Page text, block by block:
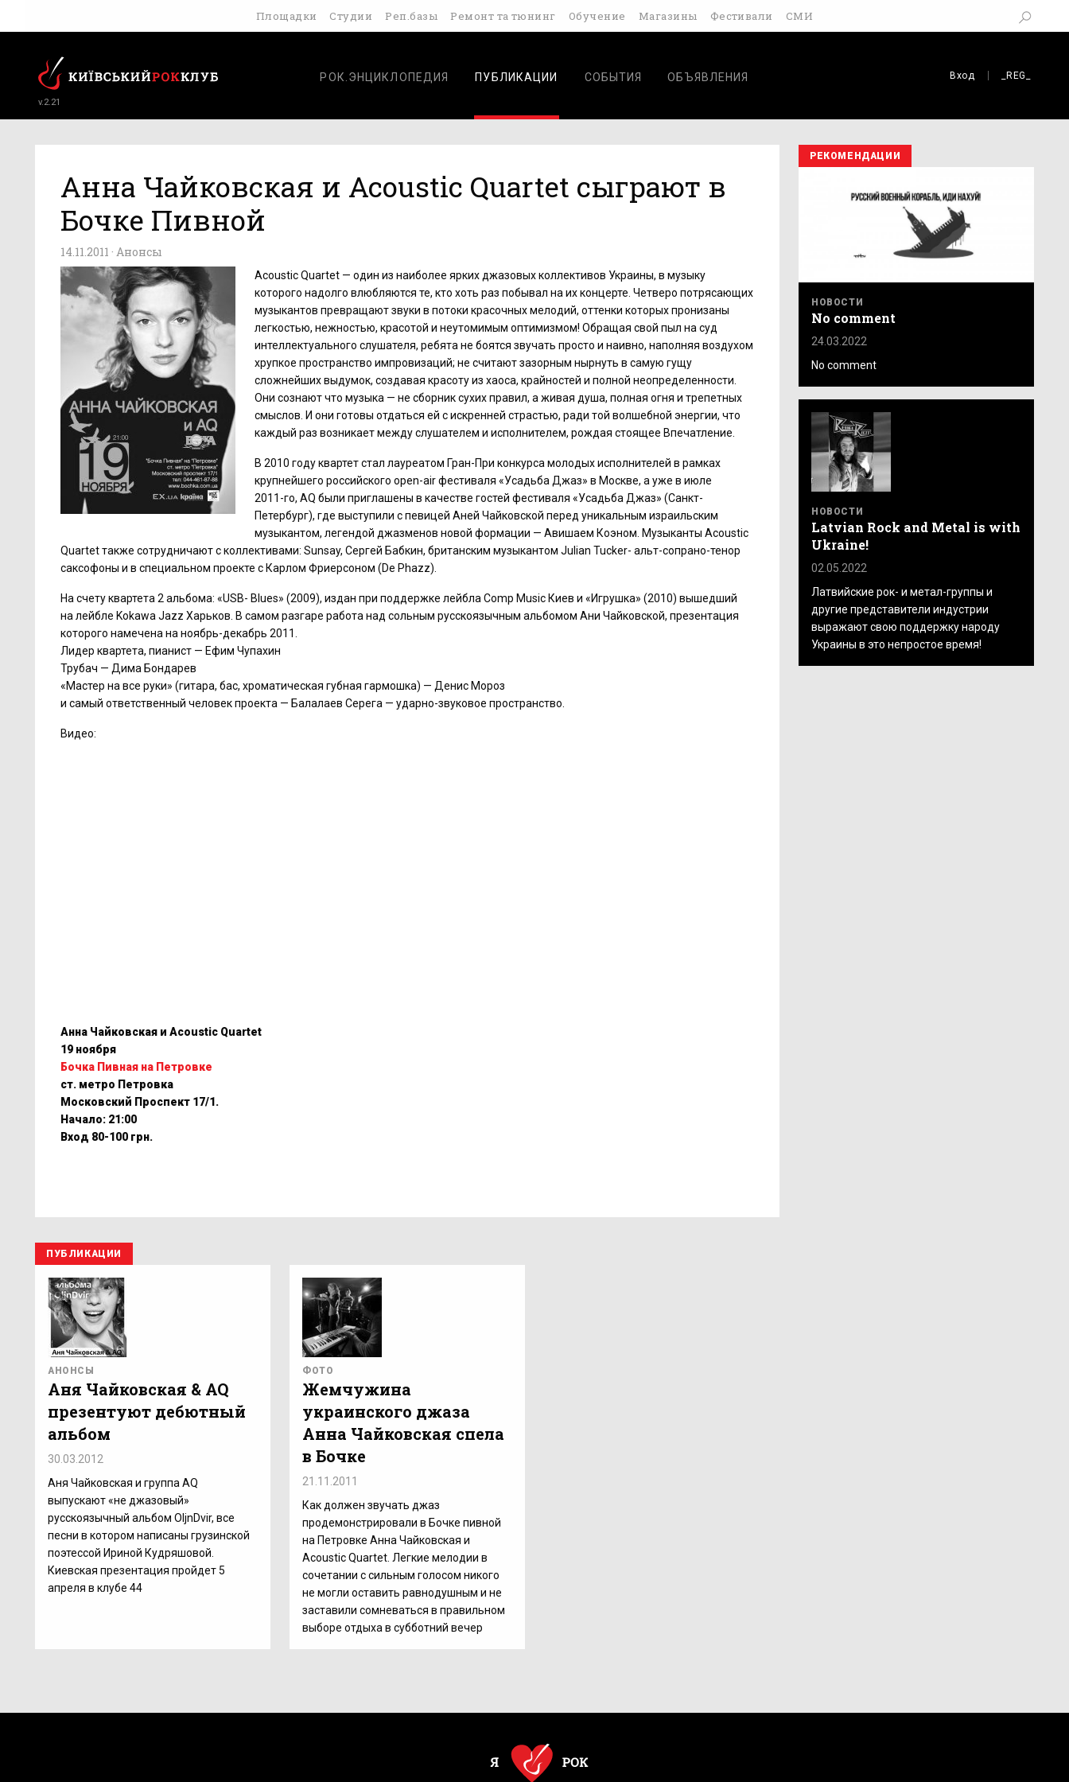
Площадки Студии Реп.базы Ремонт та тюнинг Обучение Магазины Фестивали СМИ
v.2.21
РОК.ЭНЦИКЛОПЕДИЯ ПУБЛИКАЦИИ СОБЫТИЯ ОБЪЯВЛЕНИЯ Вход _REG_
Анна Чайковская и Acoustic Quartet сыграют в
Бочке Пивной
14.11.2011 · Анонсы
Acoustic Quartet — один из наиболее ярких джазовых коллективов Украины, в музыку
которого надолго влюбляются те, кто хоть раз побывал на их концерте. Четверо потрясающих
музыкантов превращают звуки в потоки красочных мелодий, оттенки которых пронизаны
легкостью, нежностью, красотой и неутомимым оптимизмом! Обращая свой пыл на суд
интеллектуального слушателя, ребята не боятся звучать просто и наивно, наполняя воздухом
хрупкое пространство импровизаций; не считают зазорным нырнуть в самую гущу
сложнейших выдумок, создавая красоту из хаоса, крайностей и полной неопределенности.
Они сознают что музыка — не сборник сухих правил, а живая душа, полная огня и трепетных
смыслов. И они готовы отдаться ей с искренней страстью, ради той волшебной энергии, что
каждый раз возникает между слушателем и исполнителем, рождая стоящее Впечатление.
В 2010 году квартет стал лауреатом Гран-При конкурса молодых исполнителей в рамках
крупнейшего российского open-air фестиваля «Усадьба Джаз» в Москве, а уже в июле
2011-го, AQ были приглашены в качестве гостей фестиваля «Усадьба Джаз» (Санкт-
Петербург), где выступили с певицей Аней Чайковской перед уникальным израильским
музыкантом, легендой джазменов новой формации — Авишаем Коэном. Музыканты Acoustic
Quartet также сотрудничают с коллективами: Sunsay, Сергей Бабкин, британским музыкантом Julian Tucker- альт-сопрано-тенор
саксофоны и в специальном проекте с Карлом Фриерсоном (De Phazz).
На счету квартета 2 альбома: «USB- Blues» (2009), издан при поддержке лейбла Comp Music Киев и «Игрушка» (2010) вышедший
на лейбле Kokawa Jazz Харьков. В самом разгаре работа над сольным русскоязычным альбомом Ани Чайковской, презентация
которого намечена на ноябрь-декабрь 2011.
Лидер квартета, пианист — Ефим Чупахин
Трубач — Дима Бондарев
«Мастер на все руки» (гитара, бас, хроматическая губная гармошка) — Денис Мороз
и самый ответственный человек проекта — Балалаев Серега — ударно-звуковое пространство.
Видео:
Анна Чайковская и Acoustic Quartet
19 ноября
Бочка Пивная на Петровке
ст. метро Петровка
Московский Проспект 17/1.
Начало: 21:00
Вход 80-100 грн.
ПУБЛИКАЦИИ
АНОНСЫ
Аня Чайковская & AQ
презентуют дебютный
альбом
30.03.2012
Аня Чайковская и группа AQ
выпускают «не джазовый»
русскоязычный альбом OljnDvir, все
песни в котором написаны грузинской
поэтессой Ириной Кудряшовой.
Киевская презентация пройдет 5
апреля в клубе 44
ФОТО
Жемчужина
украинского джаза
Анна Чайковская спела
в Бочке
21.11.2011
Как должен звучать джаз
продемонстрировали в Бочке пивной
на Петровке Анна Чайковская и
Acoustic Quartet. Легкие мелодии в
сочетании с сильным голосом никого
не могли оставить равнодушным и не
заставили сомневаться в правильном
выборе отдыха в субботний вечер
РЕКОМЕНДАЦИИ
НОВОСТИ
No comment
24.03.2022
No comment
НОВОСТИ
Latvian Rock and Metal is with
Ukraine!
02.05.2022
Латвийские рок- и метал-группы и
другие представители индустрии
выражают свою поддержку народу
Украины в это непростое время!